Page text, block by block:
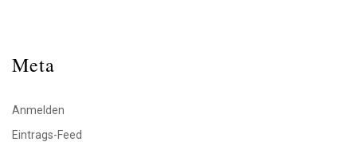
Meta
Anmelden
Eintrags-Feed